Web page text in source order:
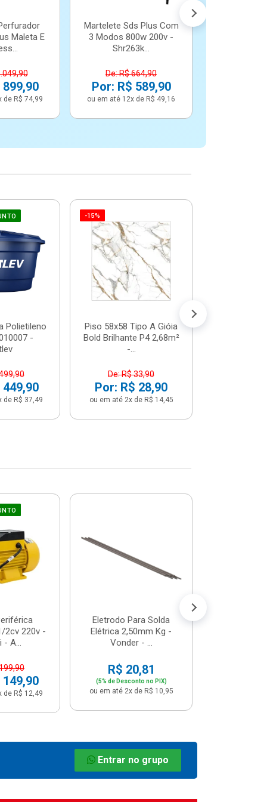
Maleta E
de R$ 74,99
Martelete Sds Plus Com
3 Modos 800w 200v -
Shr263k...
De: R$ 664,90
Por: R$ 589,90
ou em até 12x de R$ 49,16
Polietileno
-
de R$ 37,49
-15%
Piso 58x58 Tipo A Gióia
Bold Brilhante P4 2,68m²
-...
De: R$ 33,90
Por: R$ 28,90
ou em até 2x de R$ 14,45
2cv 220v -
- A...
149,90
de R$ 12,49
Eletrodo Para Solda
Elétrica 2,50mm Kg -
Vonder - ...
R$ 20,81
(5% de Desconto no PIX)
ou em até 2x de R$ 10,95
Entrar no grupo